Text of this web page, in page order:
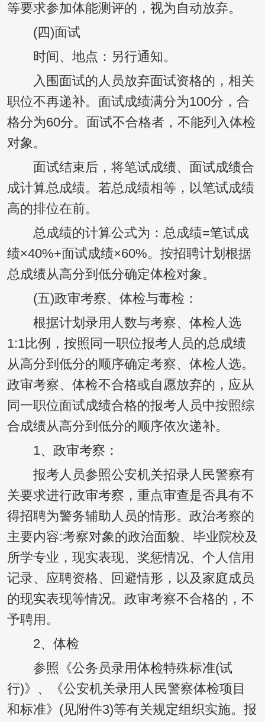
等要求参加体能测评的，视为自动放弃。
(四)面试
时间、地点：另行通知。
入围面试的人员放弃面试资格的，相关
职位不再递补。面试成绩满分为100分，合
格分为60分。面试不合格者，不能列入体检
对象。
面试结束后，将笔试成绩、面试成绩合
成计算总成绩。若总成绩相等，以笔试成绩
高的排位在前。
总成绩的计算公式为：总成绩=笔试成
绩×40%+面试成绩×60%。按招聘计划根据
总成绩从高分到低分确定体检对象。
(五)政审考察、体检与毒检：
根据计划录用人数与考察、体检人选
1:1比例，按照同一职位报考人员的总成绩
从高分到低分的顺序确定考察、体检人选。
政审考察、体检不合格或自愿放弃的，应从
同一职位面试成绩合格的报考人员中按照综
合成绩从高分到低分的顺序依次递补。
1、政审考察：
报考人员参照公安机关招录人民警察有
关要求进行政审考察，重点审查是否具有不
得招聘为警务辅助人员的情形。政治考察的
主要内容:考察对象的政治面貌、毕业院校及
所学专业，现实表现、奖惩情况、个人信用
记录、应聘资格、回避情形，以及家庭成员
的现实表现等情况。政审考察不合格的，不
予聘用。
2、体检
参照《公务员录用体检特殊标准(试
行)》、《公安机关录用人民警察体检项目
和标准》(见附件3)等有关规定组织实施。报